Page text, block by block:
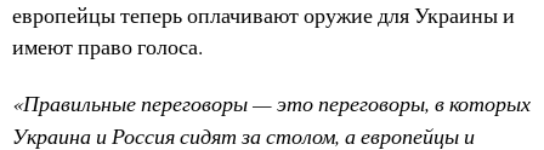
европейцы теперь оплачивают оружие для Украины и
имеют право голоса.
«Правильные переговоры — это переговоры, в которых
Украина и Россия сидят за столом, а европейцы и